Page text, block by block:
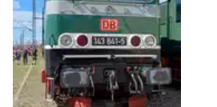
Lichtenfels
Limburg
Linz(Rhein)
Lübbenau (Spreewald)